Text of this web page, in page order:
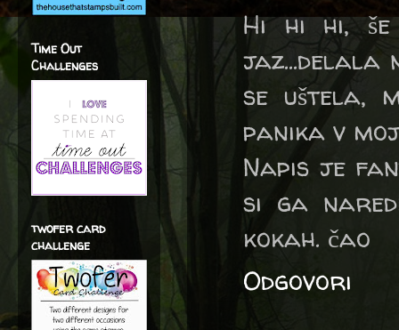
Hi hi hi,
jaz...delala
se uštela,
panika v
Napis je
si ga
kokah. čao
Odgovori
Time Out
Challenges
twofer card
challenge